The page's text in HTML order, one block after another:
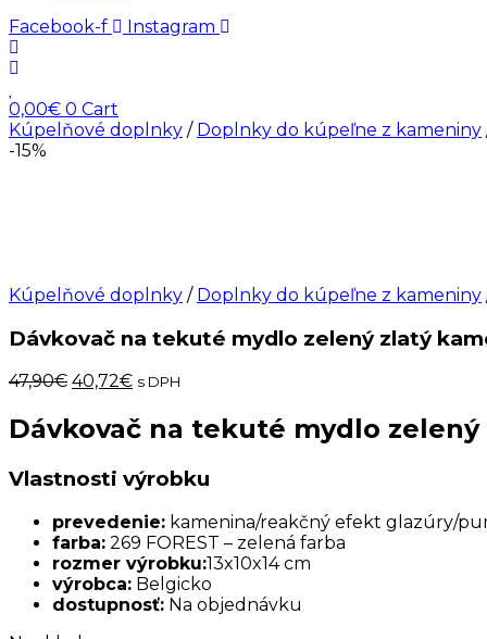
Facebook-f
Instagram
0,00€ 0 Cart
Kúpelňové doplnky / Doplnky do kúpeľne z kameniny
-15%
Kúpelňové doplnky / Doplnky do kúpeľne z kameniny
Dávkovač na tekuté mydlo zelený zlatý
47,90€ Pôvodná
bola:
47,90€.
40,72€Aktuálna
je:
40,72€.
s DPH
Dávkovač na tekuté mydlo zelený
Vlastnosti výrobku
prevedenie: kamenina/reakčný efekt glazúry/
farba: 269 FOREST – zelená farba
rozmer výrobku:13x10x14 cm
výrobca: Belgicko
dostupnosť: Na objednávku